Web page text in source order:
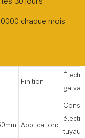
chaque mois
Finition:
Application:
tuyau